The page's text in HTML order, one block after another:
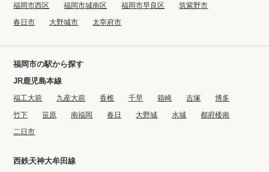
福岡市西区
福岡市城南区 福岡市早良区
筑紫野市
春日市
大野城市 太宰府市
福岡市の駅から探す
JR鹿児島本線
福工大前 九産大前 香椎 千早 箱崎 吉塚
博多
竹下
笹原 南福岡 春日 大野城 水城
都府楼南
二日市
西鉄天神大牟田線